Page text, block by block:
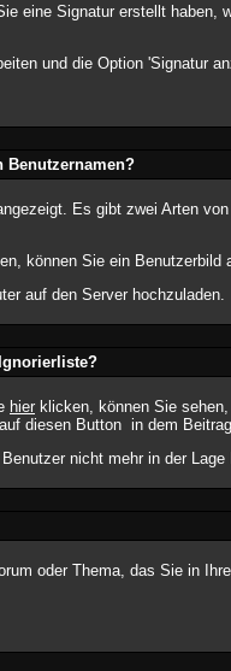
eine Signatur erstellt
und die Option 'Signatur
Benutzernamen?
Es gibt zwei Arten
können Sie ein
auf den Server hochzuladen.
hier klicken, können Sie
diesen Button in dem
nicht mehr in der
oder Thema, das Sie in